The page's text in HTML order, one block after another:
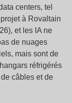
centers, tel
à Rovaltain
et les IA ne
de nuages
mais sont de
réfrigérés
câbles et de